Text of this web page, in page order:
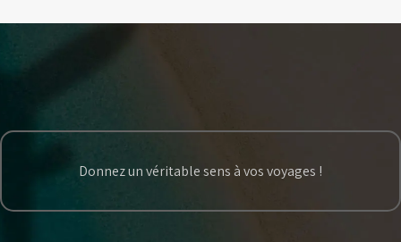
Donnez un véritable sens à vos voyages !